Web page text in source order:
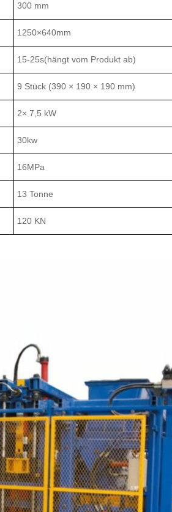
300 mm
1250×640mm
15-25s(hängt vom Produkt ab)
9 Stück (390 × 190 × 190 mm)
2× 7,5 kW
30kw
16MPa
13 Tonne
120 KN